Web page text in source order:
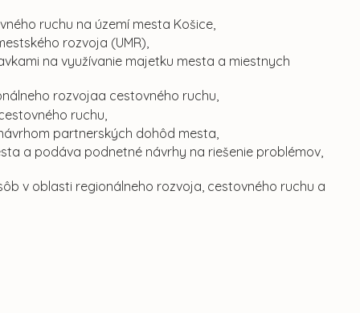
ruchu na území mesta Košice,
rozvoja (UMR),
na využívanie majetku mesta a miestnych
rozvojaa cestovného ruchu,
ruchu,
partnerských dohôd mesta,
a podáva podnetné návrhy na riešenie problémov,
v oblasti regionálneho rozvoja, cestovného ruchu a